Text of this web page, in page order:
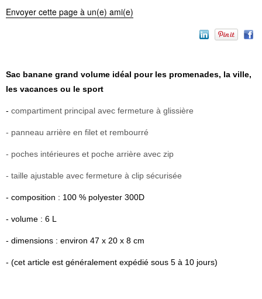
Envoyer cette page à un(e) ami(e)
Sac banane grand volume idéal pour les promenades, la ville,
les vacances ou le sport
- compartiment principal avec fermeture à glissière
- panneau arrière en filet et rembourré
- poches intérieures et poche arrière avec zip
- taille ajustable avec fermeture à clip sécurisée
- composition : 100 % polyester 300D
- volume : 6 L
- dimensions : environ 47 x 20 x 8 cm
- (cet article est généralement expédié sous 5 à 10 jours)